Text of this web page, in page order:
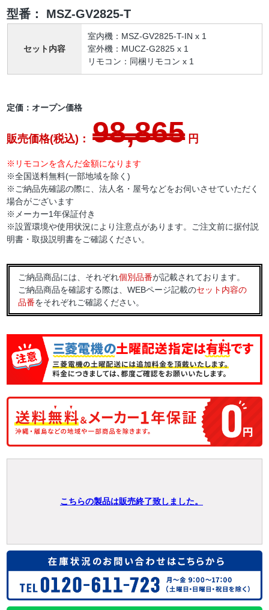
型番： MSZ-GV2825-T
セット内容
室内機：MSZ-GV2825-T-IN x 1
室外機：MUCZ-G2825 x 1
リモコン：同梱リモコン x 1
定価：オープン価格
販売価格(税込)：98,865円
※リモコンを含んだ金額になります
※全国送料無料(一部地域を除く)
※ご納品先確認の際に、法人名・屋号などをお伺いさせていただく
場合がございます
※メーカー1年保証付き
※設置環境や使用状況により注意点があります。ご注文前に据付説
明書・取扱説明書をご確認ください。
ご納品商品には、それぞれ個別品番が記載されております。
ご納品商品を確認する際は、WEBページ記載のセット内容の
品番をそれぞれご確認ください。
こちらの製品は販売終了致しました。